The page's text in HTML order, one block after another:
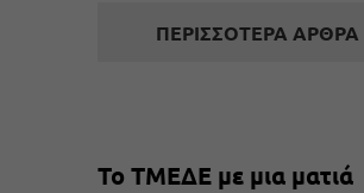
ΠΕΡΙΣΣΌΤΕΡΑ ΆΡΘΡΑ
Το ΤΜΕΔΕ με μια ματιά